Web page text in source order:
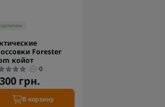
Forester
койот
0
грн.
В корзину